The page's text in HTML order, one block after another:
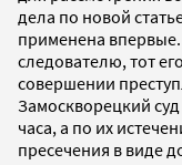
дела по новой
применена
следователю, тот
совершении
Замоскворецкий
часа, а по их
пресечения в виде